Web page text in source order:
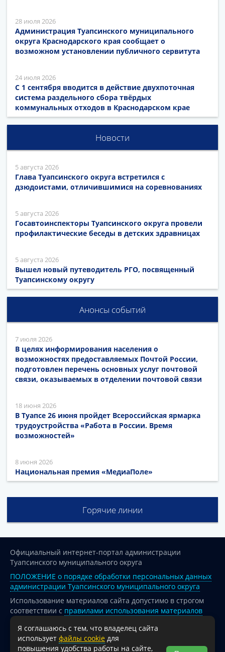
28 июля 2026
Администрация Туапсинского муниципального
округа Краснодарского края сообщает о
возможном установлении публичного сервитута
24 июля 2026
С 1 сентября вводится в действие двухпоточная
система раздельного сбора твёрдых
коммунальных отходов в Краснодарском крае
Новости
5 августа 2026
Глава Туапсинского округа встретился с
дзюдоистами, отличившимися на соревнованиях
5 августа 2026
Госавтоинспекторы Туапсинского округа провели
профилактические беседы в детских здравницах
5 августа 2026
Вышел новый путеводитель РГО, посвященный
Туапсинскому округу
Анонсы событий
7 июля 2026
В целях информирования населения о
возможностях предоставляемых Почтой России,
подготовлен перечень основных услуг почтовой
связи, оказываемых в отделении почтовой связи
18 июня 2026
В Туапсе 26 июня пройдет Всероссийская ярмарка
трудоустройства «Работа в России. Время
возможностей»
8 июня 2026
Национальная премия «МедиаПоле»
Горячие линии
Официальный интернет-портал администрации
Туапсинского муниципального округа
ПОЛОЖЕНИЕ о порядке обработки персональных данных
администрации Туапсинского муниципального округа
Использование материалов сайта допустимо в строгом
соответствии с правилами использования материалов
опубликованных на сайте
При перепечатке и использовании информации ссылка
на источник обязательна.
Я соглашаюсь с тем, что владелец сайта
использует файлы cookie для
повышения удобства работы на сайте,